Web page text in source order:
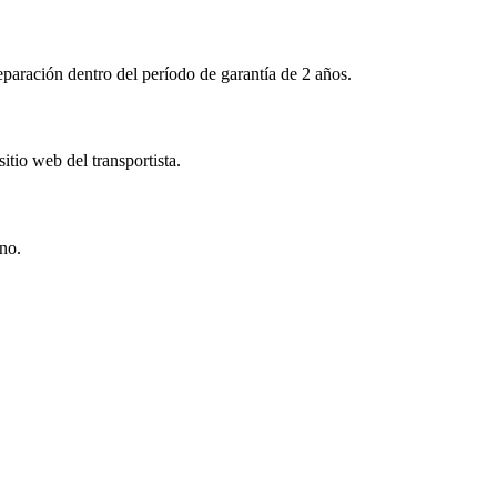
dentro del período de garantía de 2 años.
web del transportista.